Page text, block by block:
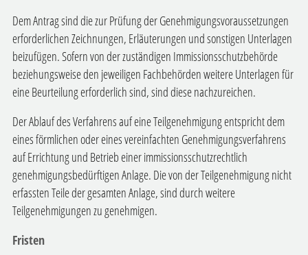
Dem Antrag sind die zur Prüfung der Genehmigungsvoraussetzungen
erforderlichen Zeichnungen, Erläuterungen und sonstigen Unterlagen
beizufügen.Sofern von der zuständigen Immissionsschutzbehörde
beziehungsweise den jeweiligen Fachbehörden weitere Unterlagen für
eine Beurteilung erforderlich sind, sind diese nachzureichen.
Der Ablauf des Verfahrens auf eine Teilgenehmigung entspricht dem
eines förmlichen oder eines vereinfachten Genehmigungsverfahrens
auf Errichtung und Betrieb einer immissionsschutzrechtlich
genehmigungsbedürftigen Anlage. Die von der Teilgenehmigung nicht
erfassten Teile der gesamten Anlage, sind durch weitere
Teilgenehmigungen zu genehmigen.
Fristen